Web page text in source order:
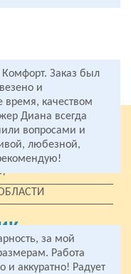
Заказ был
и
время, качеством
Диана всегда
вопросами и
любезной,
за мой
Работа
и аккуратно! Радует